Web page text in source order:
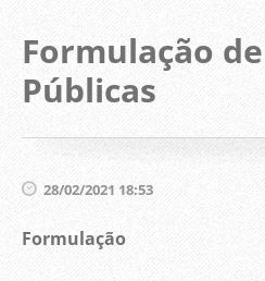
Formulação
Públicas
28/02/2021 18:53
Formulação